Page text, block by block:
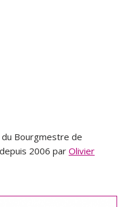
Bourgmestre de
2006 par Olivier